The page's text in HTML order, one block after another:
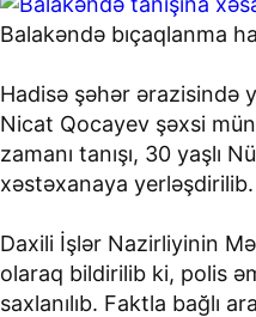
Balakəndə bıçaqlanma
Hadisə şəhər ərazisində
Nicat Qocayev şəxsi
zamanı tanışı, 30 yaşlı
xəstəxanaya yerləşdirilib.
Daxili İşlər Nazirliyinin
olaraq bildirilib ki, polis
saxlanılıb. Faktla bağlı